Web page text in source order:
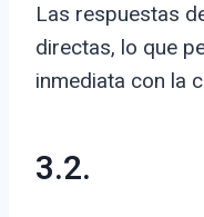
Las respuestas
directas, lo que
inmediata con la
3.2.